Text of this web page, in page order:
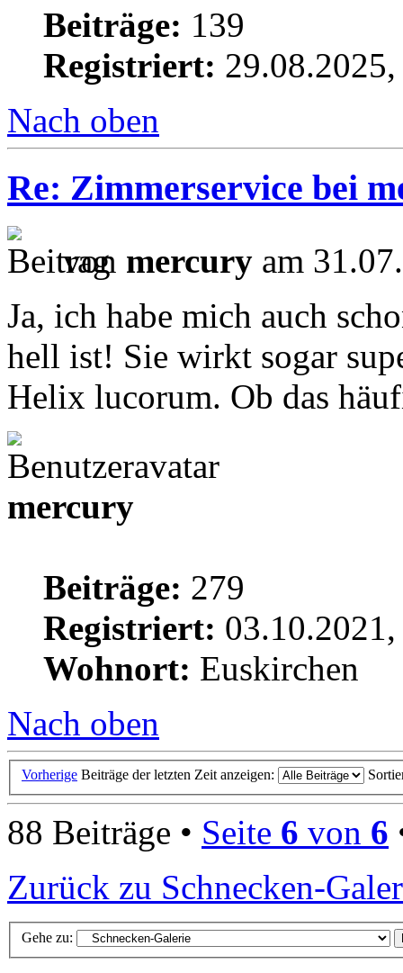
Beiträge: 139
Registriert:
Nach oben
Re: Zimmerservice bei
von mercury am
Ja, ich habe mich auch
hell ist! Sie wirkt sogar
Helix lucorum. Ob das
mercury
Beiträge: 279
Registriert:
Wohnort: Euskirchen
Nach oben
Vorherige Beiträge der letzten Zeit anzeigen:
88 Beiträge • Seite 6 von 6
Zurück zu Schnecken-
Gehe zu: